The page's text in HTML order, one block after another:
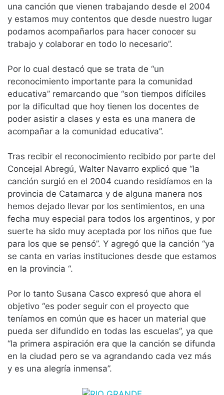
una canción que vienen trabajando desde el 2004
y estamos muy contentos que desde nuestro lugar
podamos acompañarlos para hacer conocer su
trabajo y colaborar en todo lo necesario”.
Por lo cual destacó que se trata de “un
reconocimiento importante para la comunidad
educativa” remarcando que “son tiempos difíciles
por la dificultad que hoy tienen los docentes de
poder asistir a clases y esta es una manera de
acompañar a la comunidad educativa”.
Tras recibir el reconocimiento recibido por parte del
Concejal Abregú, Walter Navarro explicó que “la
canción surgió en el 2004 cuando residíamos en la
provincia de Catamarca y de alguna manera nos
hemos dejado llevar por los sentimientos, en una
fecha muy especial para todos los argentinos, y por
suerte ha sido muy aceptada por los niños que fue
para los que se pensó”. Y agregó que la canción “ya
se canta en varias instituciones desde que estamos
en la provincia “.
Por lo tanto Susana Casco expresó que ahora el
objetivo “es poder seguir con el proyecto que
teníamos en común que es hacer un material que
pueda ser difundido en todas las escuelas”, ya que
“la primera aspiración era que la canción se difunda
en la ciudad pero se va agrandando cada vez más
y es una alegría inmensa”.